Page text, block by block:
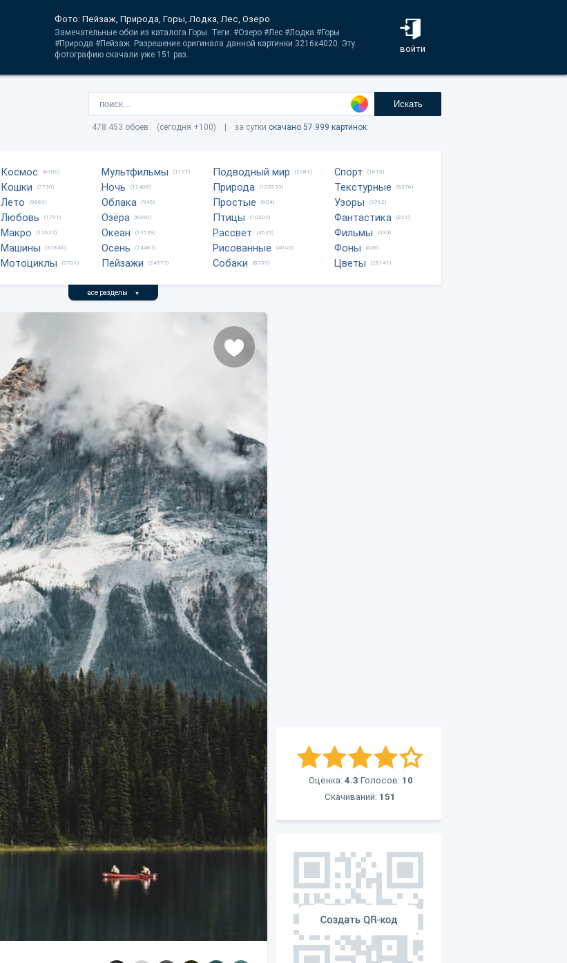
войти
Фото: Пейзаж, Природа, Горы, Лодка, Лес, Озеро
Замечательные обои из каталога Горы. Теги: #Озеро #Лес #Лодка #Горы
#Природа #Пейзаж. Разрешение оригинала данной картинки 3216x4020. Эту
фотографию скачали уже 151 раз.
Искать
478.453 обоев (сегодня +100) | за сутки скачано 57.999 картинок
Космос (6006)
Кошки (7730)
Лето (9669)
Любовь (1791)
Макро (12622)
Машины (37846)
Мотоциклы (3701)
Мультфильмы (1177)
Ночь (12408)
Облака (945)
Озёра (6990)
Океан (13539)
Осень (14461)
Пейзажи (24579)
Подводный мир (2281)
Природа (105933)
Простые (904)
Птицы (10202)
Рассвет (4535)
Рисованные (4042)
Собаки (8759)
Спорт (1815)
Текстурные (6376)
Узоры (3762)
Фантастика (821)
Фильмы (334)
Фоны (606)
Цветы (28141)
все разделы ▼
Оценка: 4.3 Голосов: 10
Скачиваний: 151